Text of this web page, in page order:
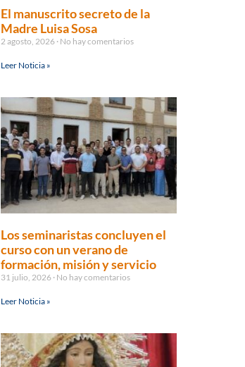
El manuscrito secreto de la
Madre Luisa Sosa
2 agosto, 2026 No hay comentarios
Leer Noticia »
Los seminaristas concluyen el
curso con un verano de
formación, misión y servicio
31 julio, 2026 No hay comentarios
Leer Noticia »